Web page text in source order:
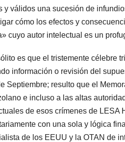
y válidos una sucesión de
cómo los efectos y
cuyo autor intelectual es un
es que el tristemente célebre
información o revisión del
Septiembre; resulto que el
e incluso a las altas
de esos crímenes de LESA
con una sola y lógica
de los EEUU y la OTAN de